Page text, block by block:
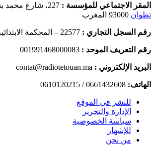
المقر الاجتماعي للمؤسسة : 227، شارع محمد بنونة، الطويلع –
تطوان
رقم السجل التجاري : 22577 – المحكمة الابتدائية بتطوان
رقم التعريف الموحد : 001991468000083
البريد الإلكتروني : contat@radiotetouan.ma
الهاتف: 0661432608 / 0610120215
للنشر في الموقع
الإدارة والتحرير
سياسة الخصوصية
للإشهار
من نحن